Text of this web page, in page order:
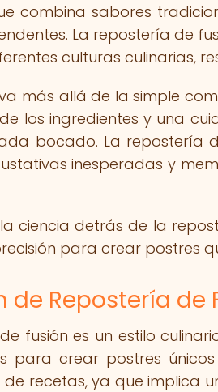
combina sabores
La repostería de
culturas culinarias,
más allá de la simple
los ingredientes y una
bocado. La repostería
inesperadas y
ciencia detrás de la
para crear postres
de Repostería de
fusión es un estilo
para crear postres
recetas, ya que implica